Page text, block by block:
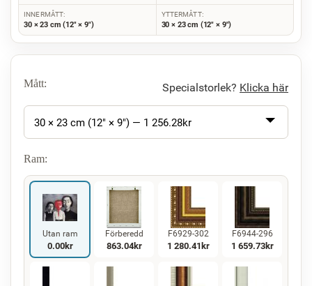
INNERMÅTT:
30 × 23 cm (12" × 9")
YTTERMÅTT:
30 × 23 cm (12" × 9")
Mått: Specialstorlek? Klicka här
30 × 23 cm (12" × 9") — 1 256.28kr
Ram:
Utan ram
0.00kr
Förberedd
863.04kr
F6929-302
1 280.41 kr
F6944-296
1 659.73kr